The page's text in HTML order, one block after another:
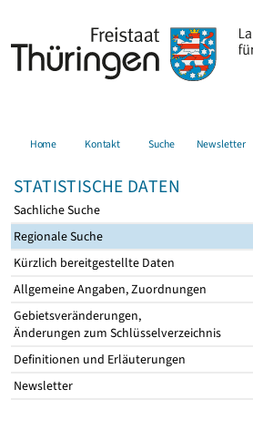
Home Kontakt Suche Newsletter
STATISTISCHE DATEN
Sachliche Suche
Regionale Suche
Kürzlich bereitgestellte Daten
Allgemeine Angaben, Zuordnungen
Gebietsveränderungen,
Änderungen zum Schlüsselverzeichnis
Definitionen und Erläuterungen
Newsletter